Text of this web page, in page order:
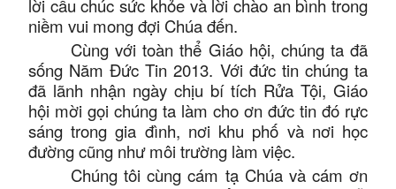
lời cầu chúc sức khỏe và lời chào an bình trong
niềm vui mong đợi Chúa đến.
Cùng với toàn thể Giáo hội, chúng ta đã
sống Năm Đức Tin 2013. Với đức tin chúng ta
đã lãnh nhận ngày chịu bí tích Rửa Tội, Giáo
hội mời gọi chúng ta làm cho ơn đức tin đó rực
sáng trong gia đình, nơi khu phố và nơi học
đường cũng như môi trường làm việc.
Chúng tôi cùng cám tạ Chúa và cám ơn